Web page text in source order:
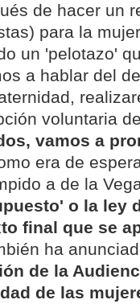
de hacer un
para la
un 'pelotazo'
a hablar del
voluntaria
vamos a
era de
a de la
o la ley
final que se
ha
de la
de las